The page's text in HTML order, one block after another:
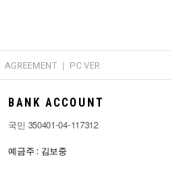
AGREEMENT | PC VER
BANK ACCOUNT
국민 350401-04-117312
예금주 : 김보중